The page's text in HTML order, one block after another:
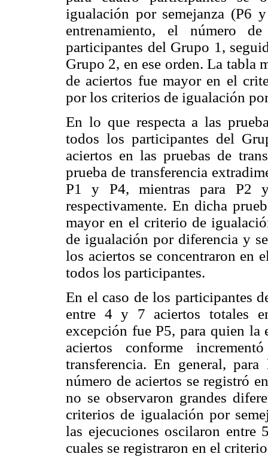
igualación por semejanza
entrenamiento, el número
participantes del Grupo 1,
Grupo 2, en ese orden. La tabla
de aciertos fue mayor en el
por los criterios de igualación
En lo que respecta a las
todos los participantes del
aciertos en las pruebas de
prueba de transferencia
P1 y P4, mientras para P2
respectivamente. En dicha
mayor en el criterio de
de igualación por diferencia y
los aciertos se concentraron en
todos los participantes.
En el caso de los participantes
entre 4 y 7 aciertos totales
excepción fue P5, para quien la
aciertos conforme
transferencia. En general,
número de aciertos se registró
no se observaron grandes
criterios de igualación por
las ejecuciones oscilaron
cuales se registraron en el